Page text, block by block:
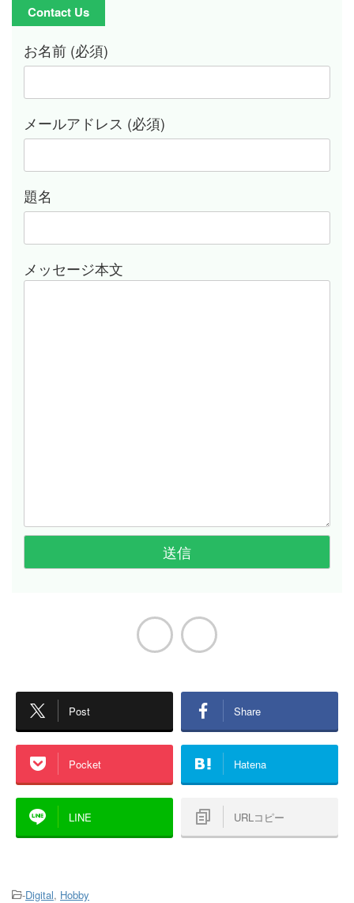
Contact Us
お名前 (必須)
メールアドレス (必須)
題名
メッセージ本文
Post Share
Pocket Hatena
LINE URLコピー
-Digital, Hobby